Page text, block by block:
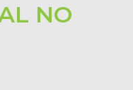
NO